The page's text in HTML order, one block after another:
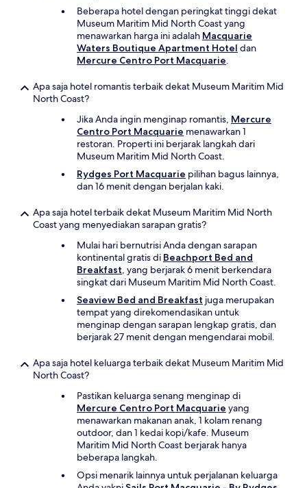
Beberapa hotel dengan peringkat tinggi dekat
Museum Maritim Mid North Coast yang
menawarkan harga ini adalah Macquarie
Waters Boutique Apartment Hotel dan
Mercure Centro Port Macquarie.
Apa saja hotel romantis terbaik dekat Museum Maritim Mid
North Coast?
Jika Anda ingin menginap romantis, Mercure
Centro Port Macquarie menawarkan 1
restoran. Properti ini berjarak langkah dari
Museum Maritim Mid North Coast.
Rydges Port Macquarie pilihan bagus lainnya,
dan 16 menit dengan berjalan kaki.
Apa saja hotel terbaik dekat Museum Maritim Mid North
Coast yang menyediakan sarapan gratis?
Mulai hari bernutrisi Anda dengan sarapan
kontinental gratis di Beachport Bed and
Breakfast, yang berjarak 6 menit berkendara
singkat dari Museum Maritim Mid North Coast.
Seaview Bed and Breakfast juga merupakan
tempat yang direkomendasikan untuk
menginap dengan sarapan lengkap gratis, dan
berjarak 27 menit dengan mengendarai mobil.
Apa saja hotel keluarga terbaik dekat Museum Maritim Mid
North Coast?
Pastikan keluarga senang menginap di
Mercure Centro Port Macquarie yang
menawarkan makanan anak, 1 kolam renang
outdoor, dan 1 kedai kopi/kafe. Museum
Maritim Mid North Coast berjarak hanya
beberapa langkah.
Opsi menarik lainnya untuk perjalanan keluarga